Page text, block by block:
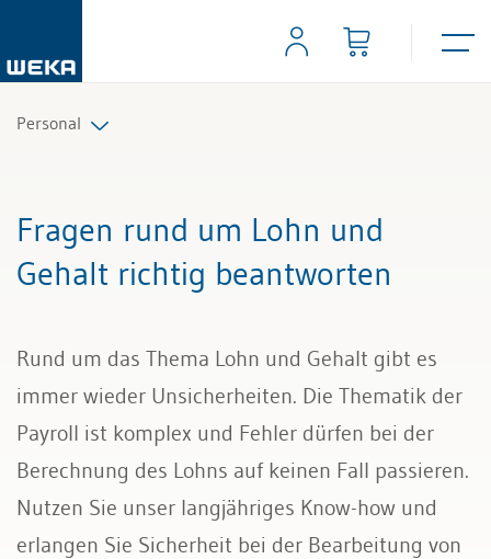
Personal
Arbeitsverträge und Reglemente
Lohn und Gehalt
Personalführung und Personalentwicklung
Kündigung & Arbeitszeugnis
Sozialversicherungen
Fragen rund um Lohn und
Gehalt richtig beantworten
Rund um das Thema Lohn und Gehalt gibt es
immer wieder Unsicherheiten. Die Thematik der
Payroll ist komplex und Fehler dürfen bei der
Berechnung des Lohns auf keinen Fall passieren.
Nutzen Sie unser langjähriges Know-how und
erlangen Sie Sicherheit bei der Bearbeitung von